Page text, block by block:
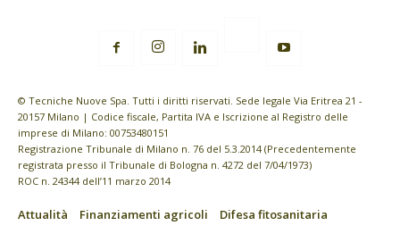
© Tecniche Nuove Spa. Tutti i diritti riservati. Sede legale Via Eritrea 21 -
20157 Milano | Codice fiscale, Partita IVA e Iscrizione al Registro delle
imprese di Milano: 00753480151
Registrazione Tribunale di Milano n. 76 del 5.3.2014 (Precedentemente
registrata presso il Tribunale di Bologna n. 4272 del 7/04/1973)
ROC n. 24344 dell’11 marzo 2014
Attualità Finanziamenti agricoli
Difesa fitosanitaria